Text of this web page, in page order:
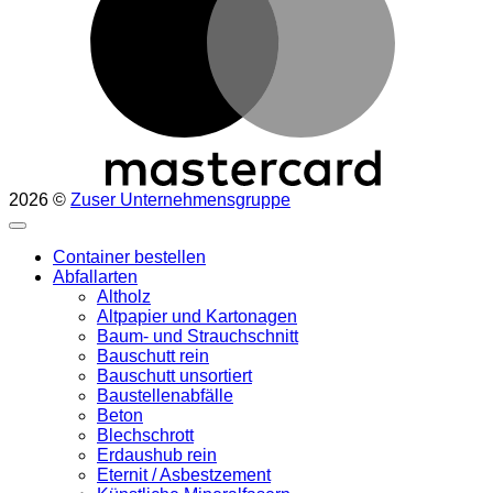
2026 © Zuser Unternehmensgruppe
Container bestellen
Abfallarten
Altholz
Altpapier und Kartonagen
Baum- und Strauchschnitt
Bauschutt rein
Bauschutt unsortiert
Baustellenabfälle
Beton
Blechschrott
Erdaushub rein
Eternit / Asbestzement